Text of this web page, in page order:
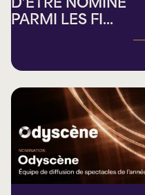
D’ÊTRE NOMINÉ
PARMI LES FI...